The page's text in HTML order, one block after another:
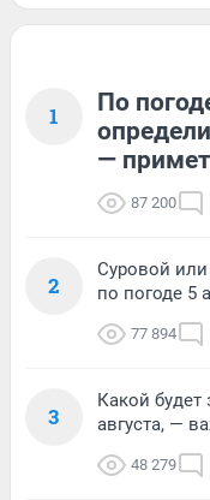
1
По
—
87 200
2
Суровой
по погоде 5
77 894
3
Какой
августа, —
48 279